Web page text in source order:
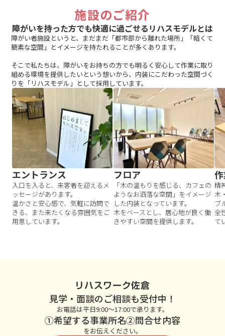
施設のご紹介
障がいを持った方でも快適に過ごせるリハスモデルとは
障がい者施設というと、まだまだ「都市部から離れた場所」「暗くて
簡素な空間」とイメージを持たれることが多くあります。
そこで私たちは、障がいをお持ちの方でも明るく安心して作業に取り
組める環境を提供したいという想いから、内装にこだわった空間づく
りを「リハスモデル」として採用しています。
エントランス
入口を入ると、来客者を迎えるメ
ッセージがあります。
温かさと安心感で、気軽に訪問で
きる、また来たくなる雰囲気をご
用意しています。
フロア
「木の温もりを感じる、カフェの
ようなお洒落な空間」をイメージ
した内装となっています。
木をベースとし、居心地が良く働
きやすい空間を提供します。
精
木
ブ
全
て
リハスワーク佐倉
見学・面談のご相談も受付中！
をお伝えください。
①希望する事業所名②問合せ内容
お電話は平日9:00～17:00で承ります。